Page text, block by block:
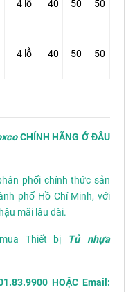
4 lỗ 40 50 50
4 lỗ 40 50 50
CHÍNH HÃNG Ở ĐÂU
phối chính thức sản
phố Hồ Chí Minh, với
mãi lâu dài.
Thiết bị
Tủ nhựa
HOẶC Email: